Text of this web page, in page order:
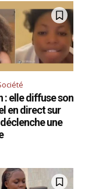
: elle diffuse son
en direct sur
une